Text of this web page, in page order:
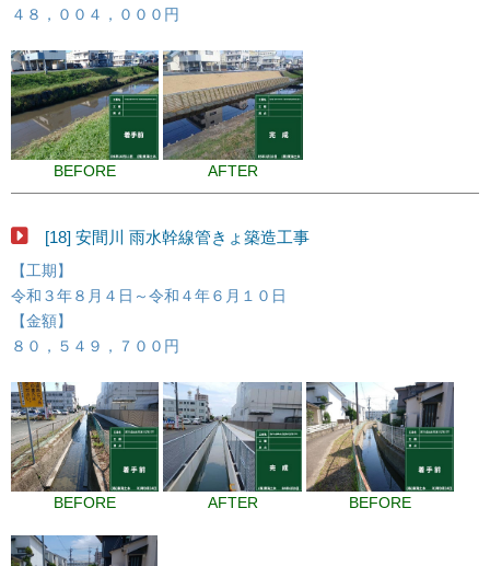
４８，００４，０００円
BEFORE AFTER
[18] 安間川 雨水幹線管きょ築造工事
【工期】
令和３年８月４日～令和４年６月１０日
【金額】
８０，５４９，７００円
BEFORE AFTER BEFORE